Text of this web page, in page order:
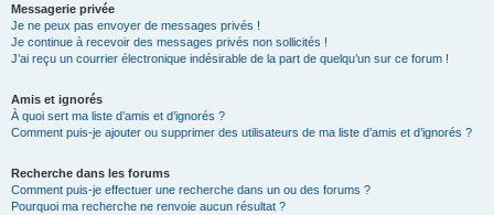
Messagerie privée
Je ne peux pas envoyer de messages privés !
Je continue à recevoir des messages privés non sollicités !
J’ai reçu un courrier électronique indésirable de la part de quelqu’un sur ce forum !
Amis et ignorés
À quoi sert ma liste d’amis et d’ignorés ?
Comment puis-je ajouter ou supprimer des utilisateurs de ma liste d’amis et d’ignorés ?
Recherche dans les forums
Comment puis-je effectuer une recherche dans un ou des forums ?
Pourquoi ma recherche ne renvoie aucun résultat ?